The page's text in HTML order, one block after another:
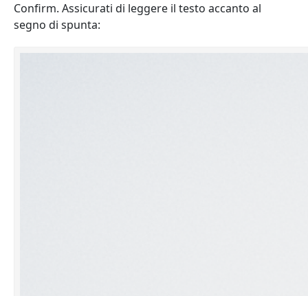
Confirm. Assicurati di leggere il testo accanto al
segno di spunta: